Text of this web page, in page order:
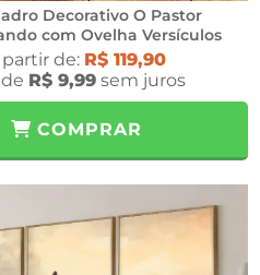
Decorativo O Pastor
com Ovelha Versículos
partir de: R$ 119,90
de R$ 9,99 sem juros
COMPRAR